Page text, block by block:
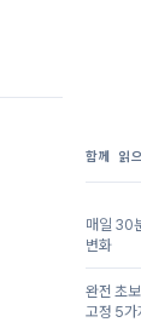
함께 읽
매일 30
변화
완전 초
고정 5가